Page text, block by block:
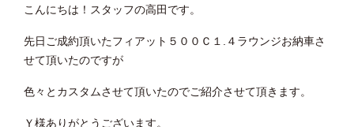
こんにちは！スタッフの高田です。
先日ご成約頂いたフィアット５００Ｃ１.４ラウンジお納車さ
せて頂いたのですが
色々とカスタムさせて頂いたのでご紹介させて頂きます。
Ｙ様ありがとうございます。